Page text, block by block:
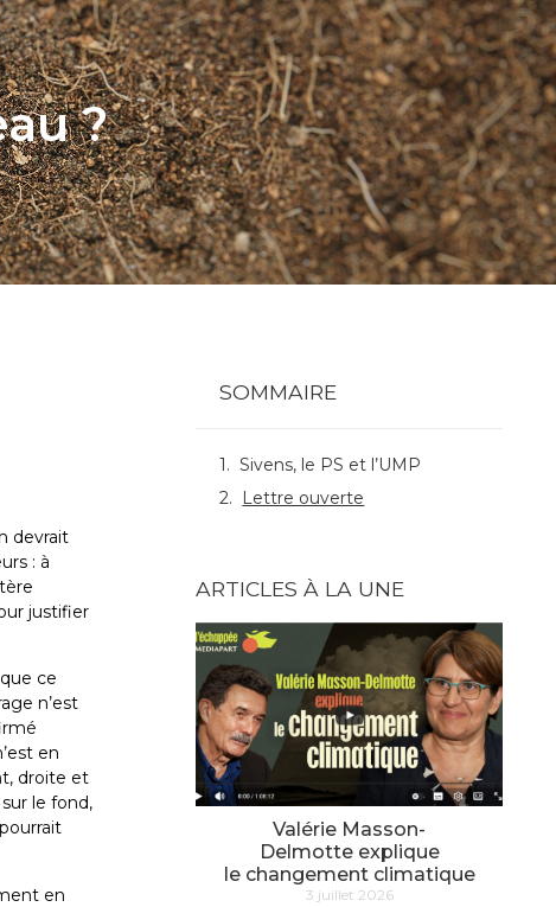
?
devrait
: à
justifier
ce
n’est
en
droite et
le fond,
en
SOMMAIRE
Sivens, le PS et l’UMP
Lettre ouverte
ARTICLES À LA UNE
Valérie Masson-
Delmotte explique
le changement climatique
3 juillet 2026